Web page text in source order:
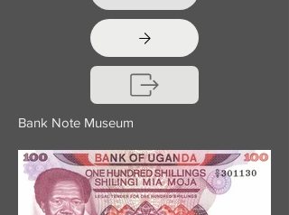
Bank Note Museum